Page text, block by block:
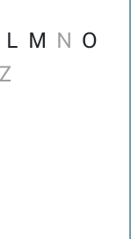
L M N O
Z